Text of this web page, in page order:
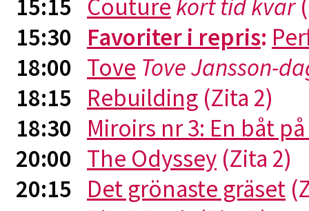
15:15 Couture kort tid kvar
15:30 Favoriter i repris:
18:00 Tove Tove Jansson-
18:15 Rebuilding (Zita 2)
18:30 Miroirs nr 3: En båt
20:00 The Odyssey (Zita 2)
20:15 Det grönaste gräset